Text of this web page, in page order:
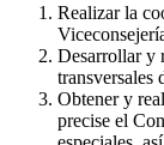
Realizar la
Desarrollar y
transversales
Obtener y
precise el